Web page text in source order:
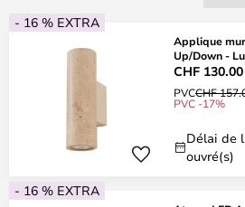
- 16 % EXTRA
Applique
Up/Down -
CHF 130.00
PVCCHF
PVC -17%
Délai de
ouvré(s)
- 16 % EXTRA